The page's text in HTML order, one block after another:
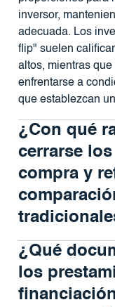
inversor,
adecuada. Los
flip" suelen
altos, mientras
enfrentarse a
que establezcan
¿Con qué
cerrarse
compra y
¿Qué
los